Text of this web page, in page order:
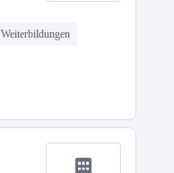
Weiterbildungen